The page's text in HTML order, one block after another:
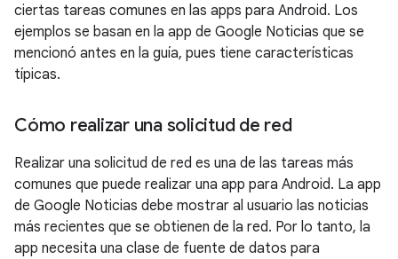
ciertas tareas comunes en las apps para Android. Los
ejemplos se basan en la app de Google Noticias que se
mencionó antes en la guía, pues tiene características
típicas.
Cómo realizar una solicitud de red
Realizar una solicitud de red es una de las tareas más
comunes que puede realizar una app para Android. La app
de Google Noticias debe mostrar al usuario las noticias
más recientes que se obtienen de la red. Por lo tanto, la
app necesita una clase de fuente de datos para